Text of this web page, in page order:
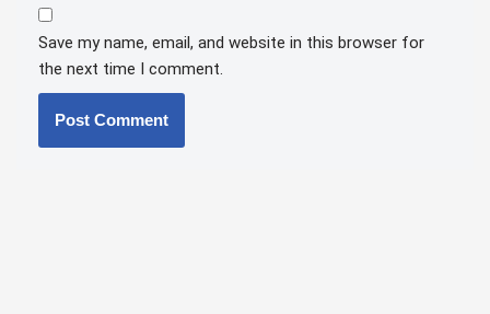
Save my name, email, and website in this browser for
the next time I comment.